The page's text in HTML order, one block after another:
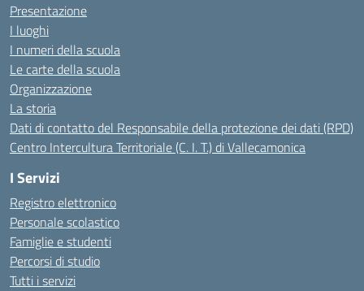
Presentazione
I luoghi
I numeri della scuola
Le carte della scuola
Organizzazione
La storia
Dati di contatto del Responsabile della protezione dei dati (RPD)
Centro Intercultura Territoriale (C. I. T.) di Vallecamonica
I Servizi
Registro elettronico
Personale scolastico
Famiglie e studenti
Percorsi di studio
Tutti i servizi